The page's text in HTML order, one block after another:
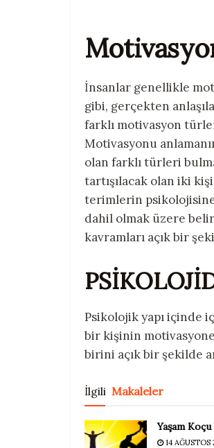
İnsanlar genellikle
gibi, gerçekten
farklı motivasyon
Motivasyonu
olan farklı türleri
tartışılacak olan iki
terimlerin
dahil olmak üzere
kavramları açık bir
Psikolojik yapı içinde
bir kişinin
birini açık bir şekilde
İlgili Makaleler
Yaşam Koçu
14 AĞUSTOS